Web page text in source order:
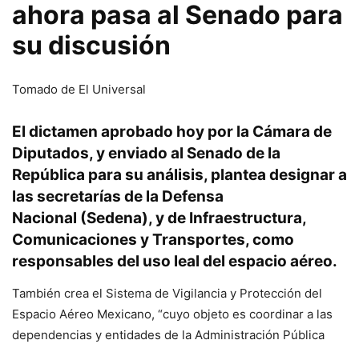
ahora pasa al Senado para
su discusión
Tomado de El Universal
El dictamen aprobado hoy por la Cámara de
Diputados, y enviado al Senado de la
República para su análisis, plantea designar a
las secretarías de la Defensa
Nacional (Sedena), y de Infraestructura,
Comunicaciones y Transportes, como
responsables del uso leal del espacio aéreo.
También crea el Sistema de Vigilancia y Protección del
Espacio Aéreo Mexicano, “cuyo objeto es coordinar a las
dependencias y entidades de la Administración Pública